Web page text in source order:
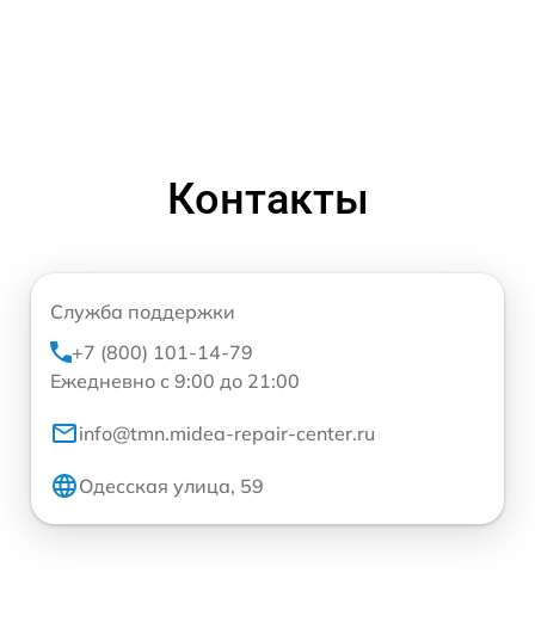
Контакты
Служба поддержки
+7 (800) 101-14-79
Ежедневно с 9:00 до 21:00
info@tmn.midea-repair-center.ru
Одесская улица, 59